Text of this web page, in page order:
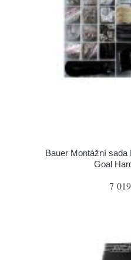
Bauer Montážní sada
Goal
7